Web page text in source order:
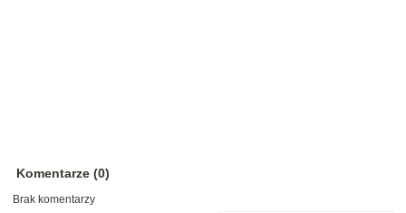
Komentarze (0)
Brak komentarzy